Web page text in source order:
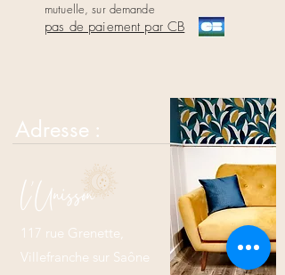
mutuelle,sur demande
pas de paiement par CB
Adresse :
L'Unisson
117 rue Grenette,
Villefranche sur Saône